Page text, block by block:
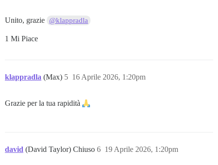
Unito, grazie @klappradla
1 Mi Piace
klappradla (Max) 16 Aprile 2026, 1:20pm
5
Grazie per la tua rapidità
david (David Taylor) Chiuso 19 Aprile 2026, 1:20pm
6